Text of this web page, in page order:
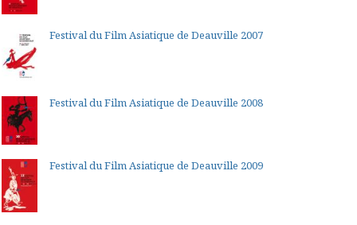
Festival du Film Asiatique de Deauville 2007
Festival du Film Asiatique de Deauville 2008
Festival du Film Asiatique de Deauville 2009